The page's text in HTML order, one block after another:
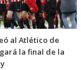
al Atlético de
la final de la